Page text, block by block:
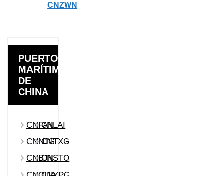
CNZWN
PUERTOS
MARÍTIMOS
DE
CHINA
CNFANCNLAI
CNNJGCNTXG
CNBJNCNSTO